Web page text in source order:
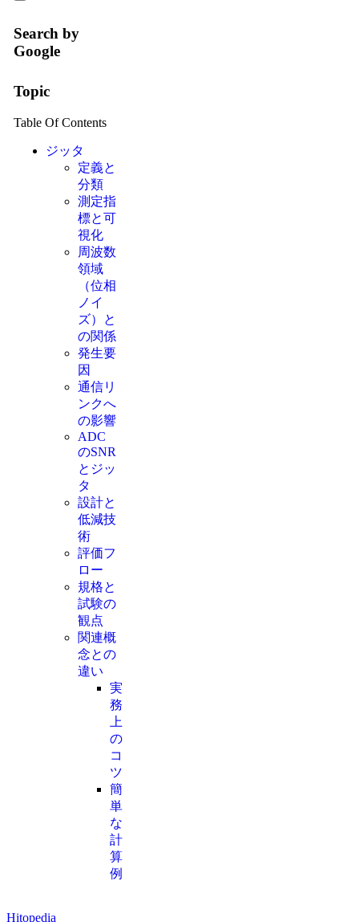
Search by
Google
Topic
Table Of Contents
ジッタ
定義と
分類
測定指
標と可
視化
周波数
領域
（位相
ノイ
ズ）と
の関係
発生要
因
通信リ
ンクへ
の影響
ADC
のSNR
とジッ
タ
設計と
低減技
術
評価フ
ロー
規格と
試験の
観点
関連概
念との
違い
実
務
上
の
コ
ツ
簡
単
な
計
算
例
Hitopedia